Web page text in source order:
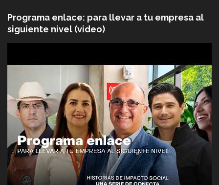
Programa enlace: para llevar a tu empresa al
siguiente nivel (video)